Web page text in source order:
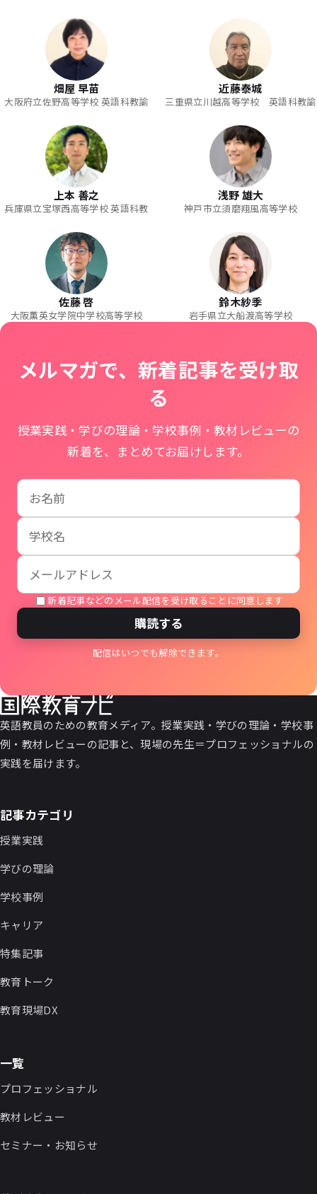
畑屋 早苗
大阪府立佐野高等学校 英語科教諭
近藤泰城
三重県立川越高等学校 英語科教諭
上本 善之
兵庫県立宝塚西高等学校 英語科教
浅野 雄大
神戸市立須磨翔風高等学校
佐藤 啓
大阪薫英女学院中学校高等学校
鈴木紗季
岩手県立大船渡高等学校
メルマガで、新着記事を受け取
る
授業実践・学びの理論・学校事例・教材レビューの
新着を、まとめてお届けします。
お名前
学校名
メールアドレス
新着記事などのメール配信を受け取ることに同意します
購読する
配信はいつでも解除できます。
英語教員のための教育メディア。授業実践・学びの理論・学校事
例・教材レビューの記事と、現場の先生＝プロフェッショナルの
実践を届けます。
記事カテゴリ
授業実践
学びの理論
学校事例
キャリア
特集記事
教育トーク
教育現場DX
一覧
プロフェッショナル
教材レビュー
セミナー・お知らせ